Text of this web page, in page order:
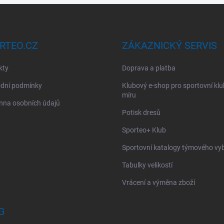
podmínky
osobních údajů
ZÁKAZNICKÝ SERVIS
Doprava a platba
Klubový e-shop pro sportovní
míru
Potisk dresů
Sporteo+ Klub
Sportovní katalogy týmového
Tabulky velikostí
Vrácení a výměna zboží